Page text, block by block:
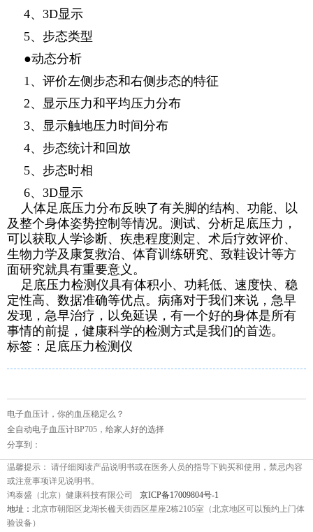
4、3D显示
5、步态类型
●动态分析
1、评价左侧步态和右侧步态的特征
2、显示压力和平均压力分布
3、显示触地压力时间分布
4、步态统计和回放
5、步态时相
6、3D显示
人体足底压力分布反映了有关脚的结构、功能、以
及整个身体姿势控制等情况。测试、分析足底压力，
可以获取人学诊断、疾患程度测定、术后疗效评价、
生物力学及康复救治、体育训练研究、致鞋设计等方
面研究就具有重要意义。
足底压力检测仪具有体积小、功耗低、速度快、稳
定性高、数据准确等优点。病痛对于我们来说，急早
发现，急早治疗，以免延误，有一个好的身体是所有
事情的前提，健康科学的检测方式是我们的首选。
标签：足底压力检测仪
电子血压计，你的血压稳定么？
全自动电子血压计BP705，给家人好的选择
分享到：
温馨提示： 请仔细阅读产品说明书或在医务人员的指导下购买和使用，禁忌内容
或注意事项详见说明书。
鸿泰盛（北京）健康科技有限公司
京ICP备17009804号-1
地址： 北京市朝阳区龙湖长楹天街西区星座2栋2105室（北京地区可以预约上门体
验设备）